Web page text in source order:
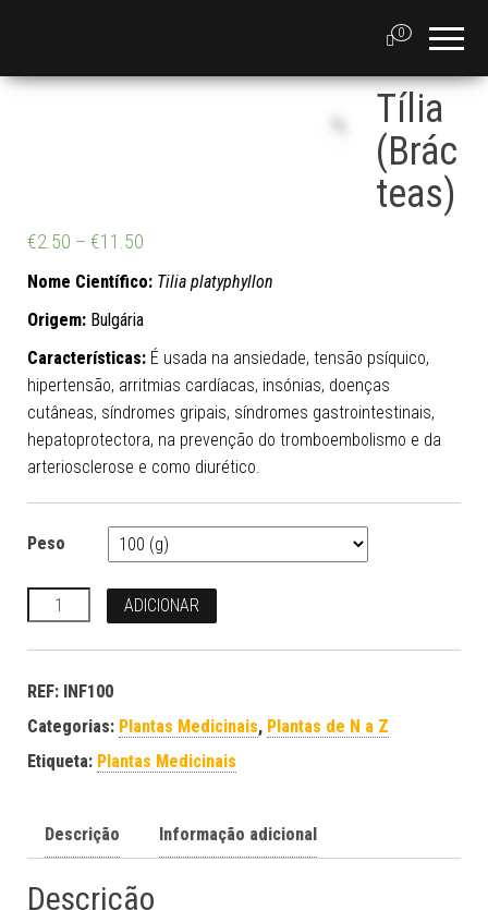
0
Tília
(Brác
teas)
€2.50 – €11.50
Nome Científico: Tilia platyphyllon
Origem: Bulgária
Características: É usada na ansiedade, tensão psíquico,
hipertensão, arritmias cardíacas, insónias, doenças
cutâneas, síndromes gripais, síndromes gastrointestinais,
hepatoprotectora, na prevenção do tromboembolismo e da
arteriosclerose e como diurético.
Peso
Quantidade ADICIONAR
REF: INF100
Categorias: Plantas Medicinais, Plantas de N a Z
Etiqueta: Plantas Medicinais
Descrição Informação adicional
Descrição